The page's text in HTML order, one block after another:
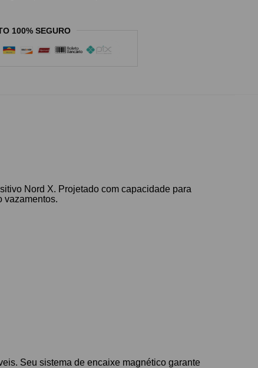
100% SEGURO
Nord X. Projetado com capacidade para
vazamentos.
Seu sistema de encaixe magnético garante